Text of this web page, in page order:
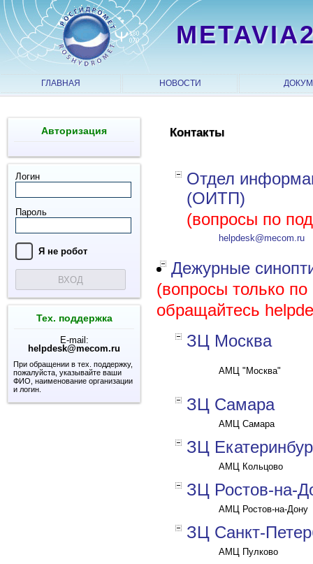
ГЛАВНАЯ НОВОСТИ
Авторизация
Логин
Пароль
Я нe рoбoт
ВХОД
Тех. поддержка
E-mail:
helpdesk@mecom.ru
При обращении в тех. поддержку,
пожалуйста, указывайте ваши
ФИО, наименование организации
и логин.
Контакты
Отдел
(ОИТП)
(вопросы по
helpdesk@mecom.ru
Дежурные
(вопросы только
обращайтесь
ЗЦ Москва
АМЦ "Москва"
ЗЦ Самара
АМЦ Самара
ЗЦ
АМЦ Кольцово
ЗЦ Ростов-на-
АМЦ Ростов-на-Дону
ЗЦ Санкт-
АМЦ Пулково